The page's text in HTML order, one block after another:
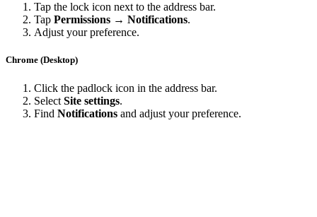
Tap the lock icon next to the address bar.
Tap Permissions → Notifications.
Adjust your preference.
Chrome (Desktop)
Click the padlock icon in the address bar.
Select Site settings.
Find Notifications and adjust your preference.